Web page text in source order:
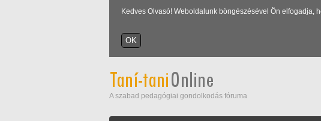
Kedves Olvasó! Weboldalunk böngészésével Ön
A szabad pedagógiai gondolkodás fóruma